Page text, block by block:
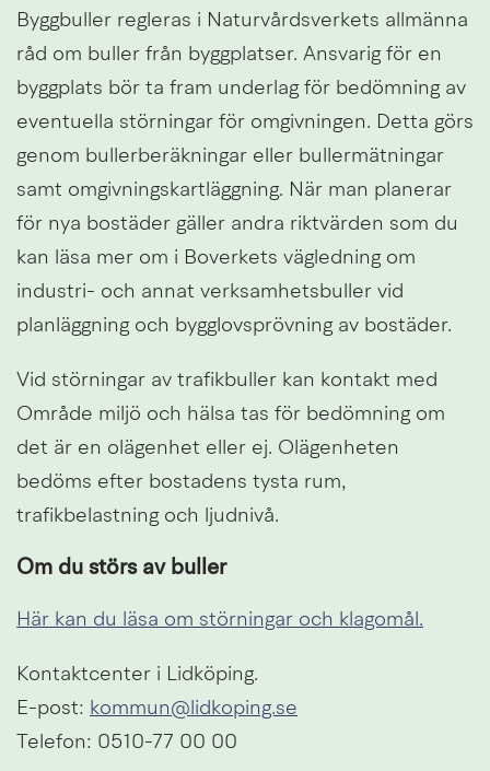
Byggbuller regleras i Naturvårdsverkets allmänna
råd om buller från byggplatser. Ansvarig för en
byggplats bör ta fram underlag för bedömning av
eventuella störningar för omgivningen. Detta görs
genom bullerberäkningar eller bullermätningar
samt omgivningskartläggning. När man planerar
för nya bostäder gäller andra riktvärden som du
kan läsa mer om i Boverkets vägledning om
industri- och annat verksamhetsbuller vid
planläggning och bygglovsprövning av bostäder.
Vid störningar av trafikbuller kan kontakt med
Område miljö och hälsa tas för bedömning om
det är en olägenhet eller ej. Olägenheten
bedöms efter bostadens tysta rum,
trafikbelastning och ljudnivå.
Om du störs av buller
Här kan du läsa om störningar och klagomål.
Kontaktcenter i Lidköping.
E-post: kommun@lidkoping.se
Telefon: 0510-77 00 00